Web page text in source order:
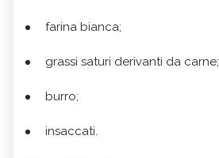
farina bianca;
grassi saturi derivanti da carne;
burro;
insaccati.